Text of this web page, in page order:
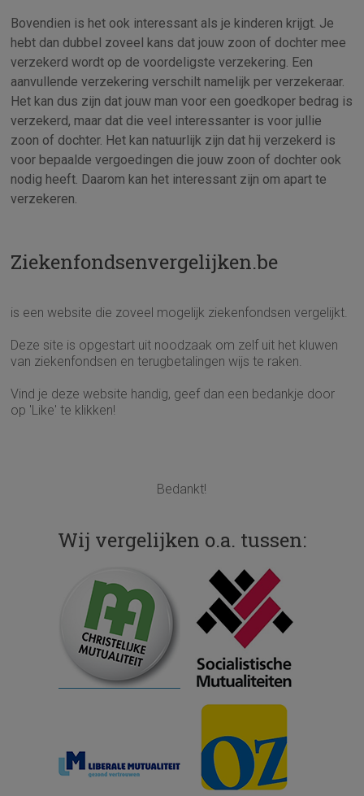
Bovendien is het ook interessant als je kinderen krijgt. Je
hebt dan dubbel zoveel kans dat jouw zoon of dochter mee
verzekerd wordt op de voordeligste verzekering. Een
aanvullende verzekering verschilt namelijk per verzekeraar.
Het kan dus zijn dat jouw man voor een goedkoper bedrag is
verzekerd, maar dat die veel interessanter is voor jullie
zoon of dochter. Het kan natuurlijk zijn dat hij verzekerd is
voor bepaalde vergoedingen die jouw zoon of dochter ook
nodig heeft. Daarom kan het interessant zijn om apart te
verzekeren.
Ziekenfondsenvergelijken.be
is een website die zoveel mogelijk ziekenfondsen vergelijkt.
Deze site is opgestart uit noodzaak om zelf uit het kluwen
van ziekenfondsen en terugbetalingen wijs te raken.
Vind je deze website handig, geef dan een bedankje door
op 'Like' te klikken!
Bedankt!
Wij vergelijken o.a. tussen: